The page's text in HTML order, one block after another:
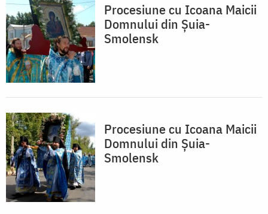
Procesiune cu Icoana Maicii
Domnului din Șuia-
Smolensk
Procesiune cu Icoana Maicii
Domnului din Șuia-
Smolensk